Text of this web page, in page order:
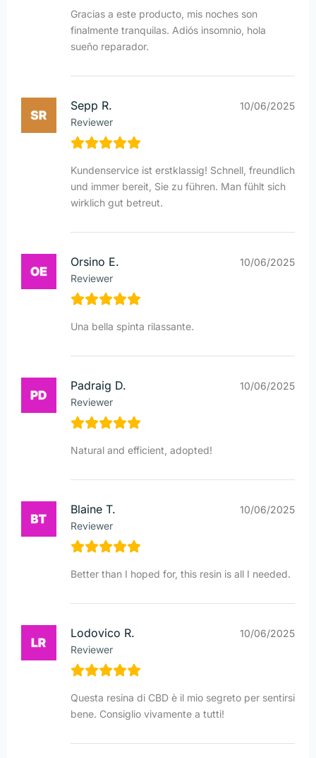
Gracias a este producto, mis noches son
finalmente tranquilas. Adiós insomnio, hola
sueño reparador.
Sepp R.
Reviewer
10/06/2025
Kundenservice ist erstklassig! Schnell, freundlich
und immer bereit, Sie zu führen. Man fühlt sich
wirklich gut betreut.
Orsino E.
Reviewer
10/06/2025
Una bella spinta rilassante.
Padraig D.
Reviewer
10/06/2025
Natural and efficient, adopted!
Blaine T.
Reviewer
10/06/2025
Better than I hoped for, this resin is all I needed.
Lodovico R.
Reviewer
10/06/2025
Questa resina di CBD è il mio segreto per sentirsi
bene. Consiglio vivamente a tutti!